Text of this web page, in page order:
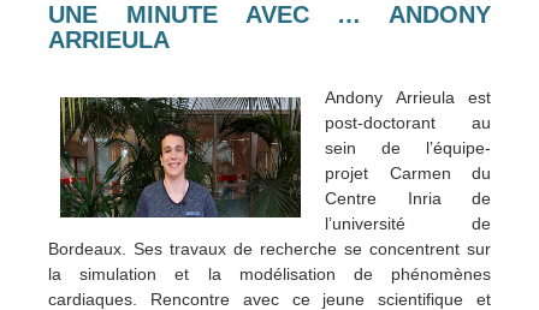
UNE MINUTE AVEC … ANDONY
ARRIEULA
Andony Arrieula est
post-doctorant au
sein de l’équipe-
projet Carmen du
Centre Inria de
l’université de
Bordeaux. Ses travaux de recherche se concentrent sur
la simulation et la modélisation de phénomènes
cardiaques. Rencontre avec ce jeune scientifique et